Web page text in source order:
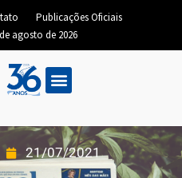
Publicações Oficiais
agosto de 2026
21/07/2021